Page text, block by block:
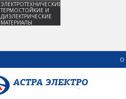
ЭЛЕКТРОТЕХНИЧЕСКИЕ,
ТЕРМОСТОЙКИЕ И
ДИЭЛЕКТРИЧЕСКИЕ
МАТЕРИАЛЫ